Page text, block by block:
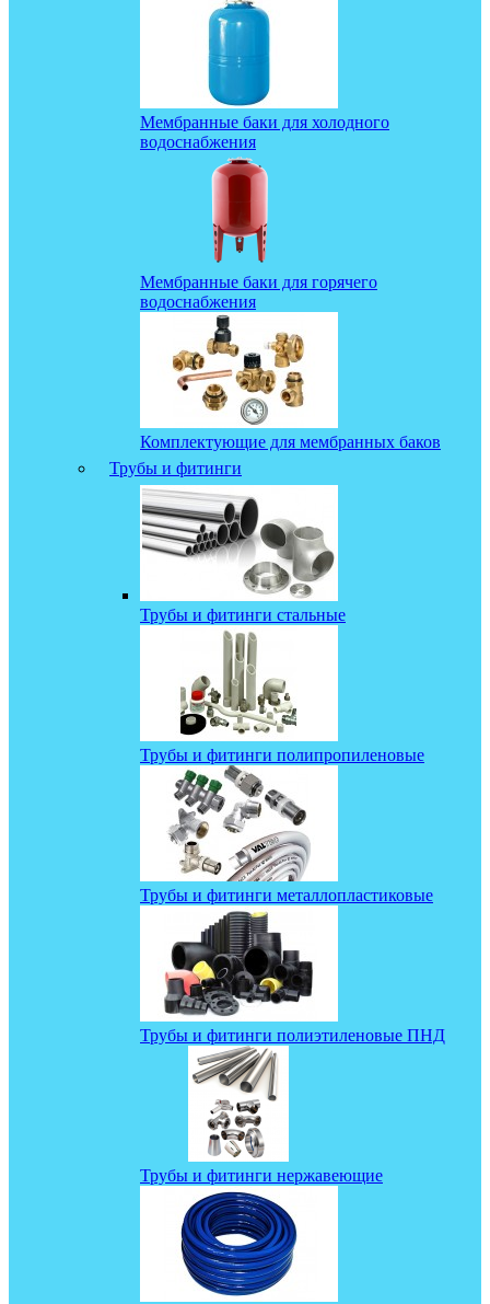
Мембранные баки для холодного
водоснабжения
Мембранные баки для горячего
водоснабжения
Комплектующие для мембранных баков
Трубы и фитинги
Трубы и фитинги стальные
Трубы и фитинги полипропиленовые
Трубы и фитинги металлопластиковые
Трубы и фитинги полиэтиленовые ПНД
Трубы и фитинги нержавеющие